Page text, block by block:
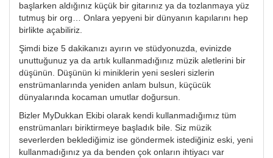
başlarken aldığınız küçük bir gitarınız ya da tozlanmaya yüz
tutmuş bir org… Onlara yepyeni bir dünyanın kapılarını hep
birlikte açabiliriz.
Şimdi bize 5 dakikanızı ayırın ve stüdyonuzda, evinizde
unuttuğunuz ya da artık kullanmadığınız müzik aletlerini bir
düşünün. Düşünün ki miniklerin yeni sesleri sizlerin
enstrümanlarında yeniden anlam bulsun, küçücük
dünyalarında kocaman umutlar doğursun.
Bizler MyDukkan Ekibi olarak kendi kullanmadığımız tüm
enstrümanları biriktirmeye başladık bile. Siz müzik
severlerden beklediğimiz ise göndermek istediğiniz eski, yeni
kullanmadığınız ya da benden çok onların ihtiyacı var